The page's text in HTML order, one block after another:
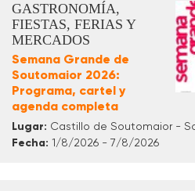
GASTRONOMÍA,
FIESTAS, FERIAS Y
MERCADOS
Semana Grande de
Soutomaior 2026:
Programa, cartel y
agenda completa
Lugar: Castillo de Soutomaior -
Fecha: 1/8/2026 - 7/8/2026